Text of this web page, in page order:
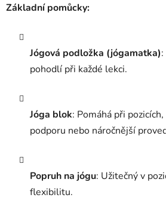
Základní pomůcky:
Jógová podložka (jógamatka)
pohodlí při každé lekci.
Jóga blok: Pomáhá při
podporu nebo náročnější
Popruh na jógu: Užitečný v
flexibilitu.